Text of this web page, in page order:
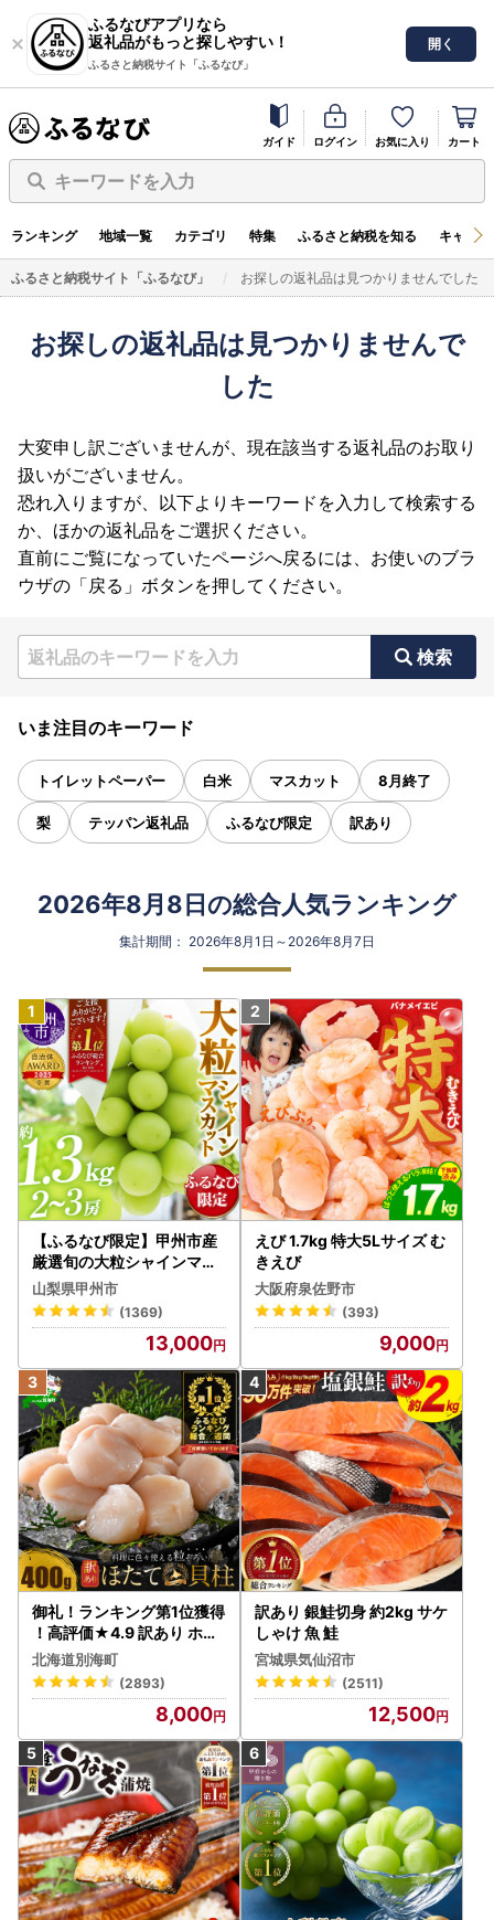
ふるなびアプリなら
返礼品がもっと探しやすい！
ふるさと納税サイト「ふるなび」
開く
ガイド ログイン お気に入り カート
キーワードを入力
ランキング 地域一覧 カテゴリ 特集 ふるさと納税を知る キャン
ふるさと納税サイト「ふるなび」 お探しの返礼品は見つかりませんでした
お探しの返礼品は見つかりませんで
した
大変申し訳ございませんが、現在該当する返礼品のお取り
扱いがございません。
恐れ入りますが、以下よりキーワードを入力して検索する
か、ほかの返礼品をご選択ください。
直前にご覧になっていたページへ戻るには、お使いのブラ
ウザの「戻る」ボタンを押してください。
検索
いま注目のキーワード
トイレットペーパー 白米 マスカット 8月終了
梨 テッパン返礼品 ふるなび限定 訳あり
2026年8月8日の総合人気ランキング
集計期間： 2026年8月1日～2026年8月7日
【ふるなび限定】甲州市産
厳選旬の大粒シャインマス
カット 約1.3kg 2～3房【2
026年発送】（MG）B12-
472 FN-Limited-VO シャ
インマスカット フルーツ
山梨県甲州市
(1369)
13,000
えび 1.7kg 特大5Lサイズ む
きえび
大阪府泉佐野市
(393)
9,000
御礼！ランキング第1位獲得
！高評価★4.9 訳あり ホタ
テ 400g（ほたて 帆立 貝柱
冷凍 ）
北海道別海町
(2893)
8,000
訳あり 銀鮭切身 約2kg サケ
しゃけ 魚 鮭
宮城県気仙沼市
(2511)
12,500